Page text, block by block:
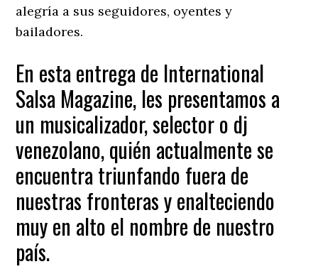
alegría a sus seguidores, oyentes y
bailadores.
En esta entrega de International
Salsa Magazine, les presentamos a
un musicalizador, selector o dj
venezolano, quién actualmente se
encuentra triunfando fuera de
nuestras fronteras y enalteciendo
muy en alto el nombre de nuestro
país.